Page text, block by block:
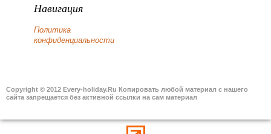
Навигация
Политика
конфиденциальности
Copyright © 2012 Every-holiday.Ru Копировать любой материал с нашего
сайта запрещается без активной ссылки на сам материал